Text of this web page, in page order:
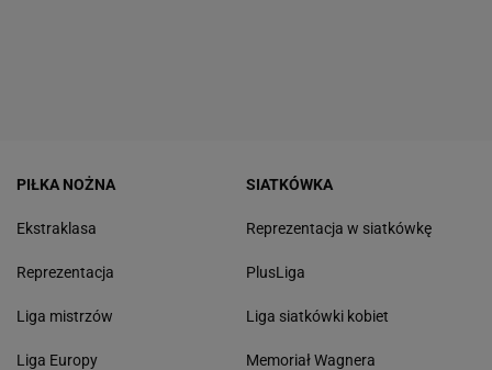
PIŁKA NOŻNA
Ekstraklasa
Reprezentacja
Liga mistrzów
Liga Europy
SIATKÓWKA
Reprezentacja w siatkówkę
PlusLiga
Liga siatkówki kobiet
Memoriał Wagnera